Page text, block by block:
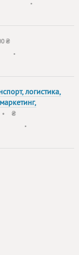
•
₴
•
логистика,
• ₴
•